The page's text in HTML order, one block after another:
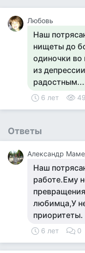
Любовь
Наш
нищеты до
одиночки
из
6 лет
Ответы
Александр
Наш
работе.Ему
любимца,У
приоритеты.
6 лет 0